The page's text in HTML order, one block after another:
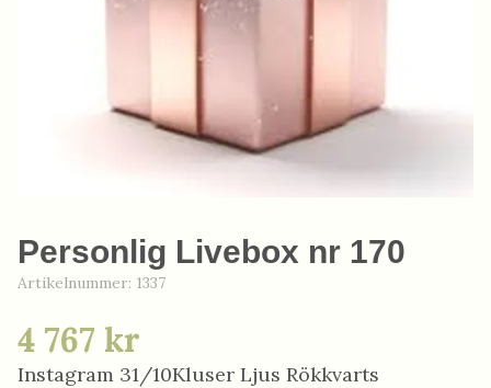
Personlig Livebox nr 170
Artikelnummer: 1337
4 767 kr
Instagram 31/10Kluser Ljus Rökkvarts